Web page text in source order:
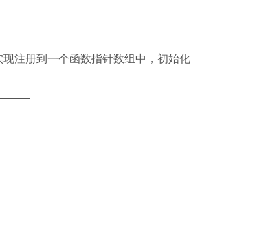
注册到一个函数指针数组中，初始化